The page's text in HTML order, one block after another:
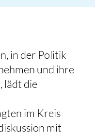
in der Politik
und ihre
lädt die
im Kreis
mit